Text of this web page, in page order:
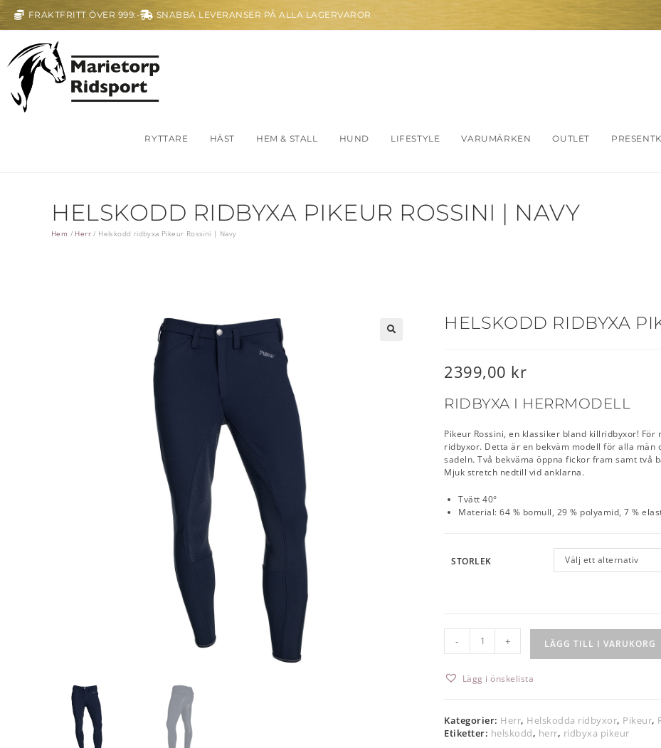
FRAKTFRITT ÖVER 999:- SNABBA LEVERANSER PÅ ALLA LAGERVAROR
RYTTARE HÄST HEM & STALL HUND LIFESTYLE VARUMÄRKEN OUTLET
HELSKODD RIDBYXA PIKEUR ROSSINI | NAVY
Hem / Herr / Helskodd ridbyxa Pikeur Rossini | Navy
HELSKODD RIDBYXA
2399,00 kr
RIDBYXA I HERRMODELL
Pikeur Rossini, en klassiker bland killridbyxor!
ridbyxor. Detta är en bekväm modell för alla
sadeln. Två bekväma öppna fickor fram samt två
Mjuk stretch nedtill vid anklarna.
Tvätt 40°
Material: 64 % bomull, 29 % polyamid, 7 %
STORLEK Välj ett alternativ
- + LÄGG TILL I VARUKORG
Lägg i önskelista
Kategorier: Herr, Helskodda ridbyxor, Pikeur,
Etiketter: helskodd, herr, ridbyxa pikeur